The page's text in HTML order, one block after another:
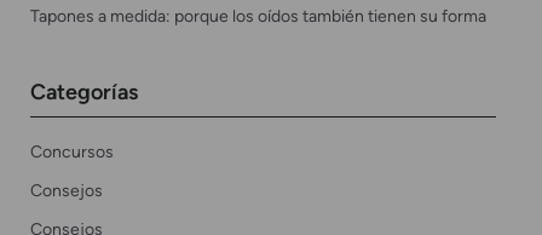
Tapones a medida: porque los oídos también tienen su forma
Categorías
Concursos
Consejos
Consejos